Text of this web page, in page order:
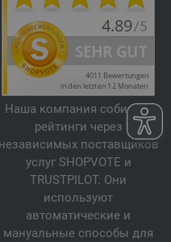
Наша компания собирает
рейтинги через
независимых поставщиков
услуг SHOPVOTE и
TRUSTPILOT. Они
используют
автоматические и
мануальные способы для